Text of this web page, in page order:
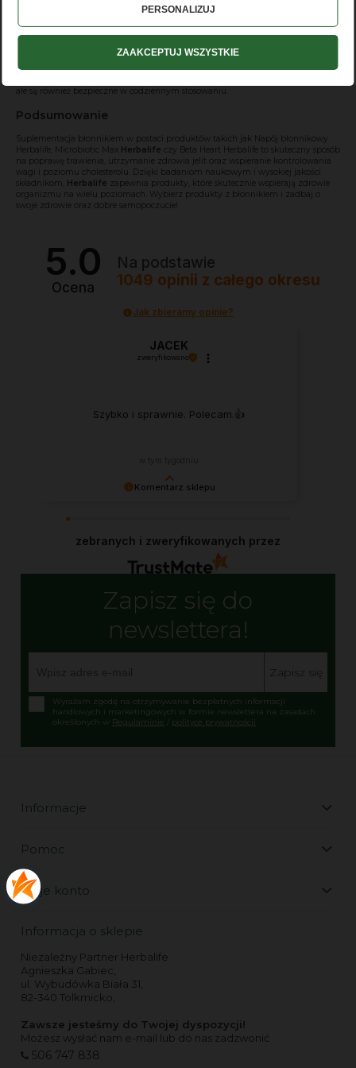
Herbalife z błonnikiemsą opracowywane na podstawie
zaawansowanych badań naukowych oraz wykorzystania najwyższej jakości
składników. Firma współpracuje z ekspertami w dziedzinie dietetyki, żywienia i
medycyny, co gwarantuje, że suplementy diety Herbalife spełniają najwyższe
standardy jakości. Wszystkie produkty przechodzą rygorystyczne testy
jakościowe i są zgodne z normami bezpieczeństwa. Dzięki temu użytkownicy
ale są również bezpieczne w codziennym stosowaniu.
Podsumowanie
Suplementacja błonnikiem w postaci produktów takich jak Napój błonnikowy
Herbalife Microbiotic Max Herbalife czy Beta Heart Herbalife to skuteczny sposób
na poprawę trawienia, utrzymanie zdrowia jelit oraz wspieranie kontrolowania
wagi i poziomu cholesterolu. Dzięki badaniom naukowym i wysokiej jakości
składnikom, Herbalife zapewnia produkty, które skutecznie wspierają zdrowie
organizmu na wielu poziomach. Wybierz produkty z błonnikiem i zadbaj o
swoje zdrowie oraz dobre samopoczucie!
5.0
Ocena
Na podstawie
1049 opinii z całego okresu
Jak zbieramy opinie?
Komentarz sklepu
życia.
JACEK
zweryfikowano
Szybko i sprawnie. Polecam.👍️
zebranych i zweryfikowanych przez
Zapisz się do
newslettera!
Zapisz się
Wyrażam zgodę na otrzymywanie bezpłatnych informacji
handlowych i marketingowych w formie newslettera na zasadach
określonych w Regulaminie polityce prywatnościi
Informacje
Pomoc
Moje konto
Informacja o sklepie
Niezależny Partner Herbalife
Agnieszka Gabiec,
ul. Wybudówka Biała 31,
82-340 Tolkmicko,
Zawsze jesteśmy do Twojej dyspozycji!
Możesz wysłać nam e-mail lub do nas zadzwonić
506 747 838
PERSONALIZUJ
ZAAKCEPTUJ WSZYSTKIE